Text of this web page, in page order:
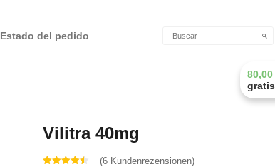
Estado del pedido
80,00
gratis
Vilitra 40mg
(6 Kundenrezensionen)